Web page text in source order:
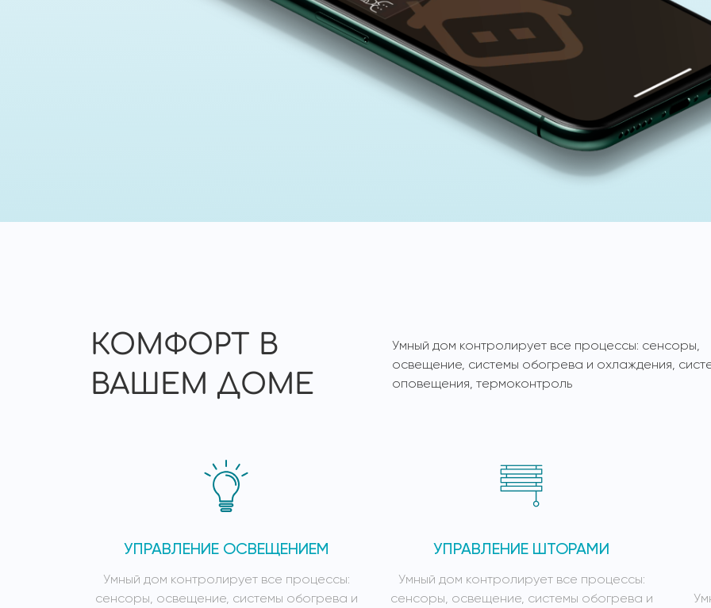
КОМФОРТ В
ВАШЕМ ДОМЕ
Умный дом контролирует все процессы: сенсоры,
освещение, системы обогрева и охлаждения,
оповещения, термоконтроль
УПРАВЛЕНИЕ ОСВЕЩЕНИЕМ
Умный дом контролирует все процессы:
сенсоры, освещение, системы обогрева и
УПРАВЛЕНИЕ ШТОРАМИ
Умный дом контролирует все процессы:
сенсоры, освещение, системы обогрева и